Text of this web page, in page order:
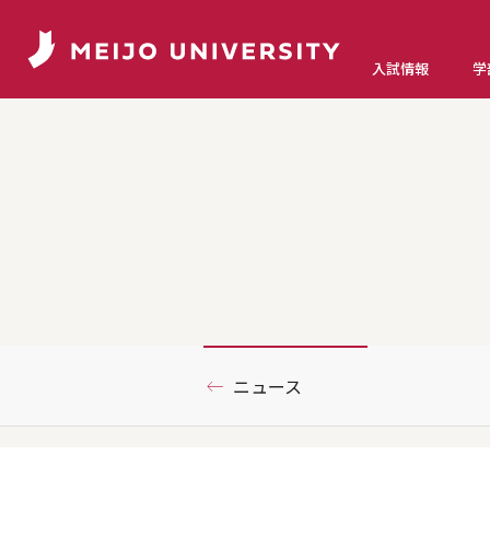
入試情報 学
ニュース